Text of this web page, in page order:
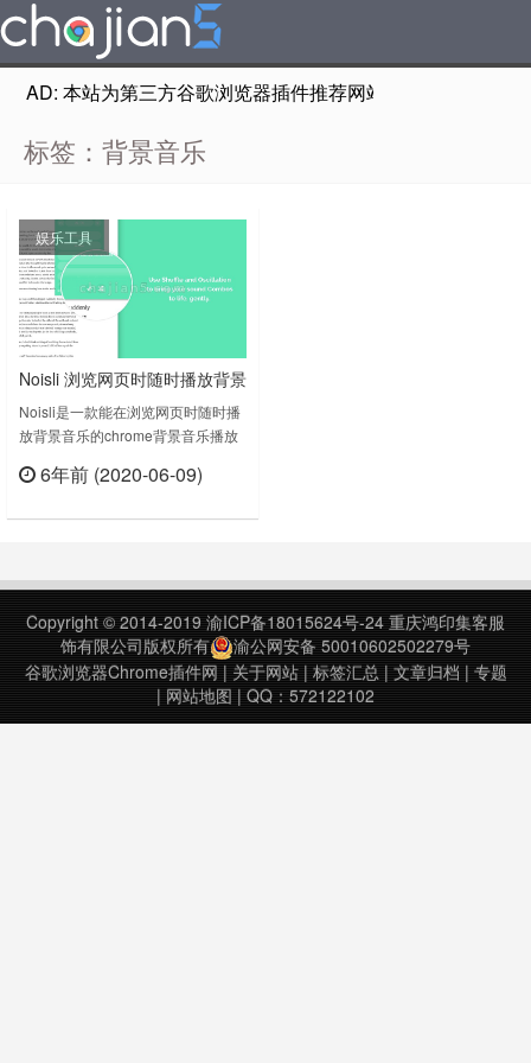
AD: 本站为第三方谷歌浏览器插件推荐网站，非Google
标签：背景音乐
娱乐工具
Noisli 浏览网页时随时播放背景
音乐
Noisli是一款能在浏览网页时随时播
放背景音乐的chrome背景音乐播放
景音乐设置来播放不同风格的背景音
墙，所以注册登陆用不了几分钟即可
点击start开始，播放音乐风格将会是
随机的，若是想……
6年前 (2020-06-09)
Copyright © 2014-2019 渝ICP备18015624号-24 重庆鸿印集客服
饰有限公司版权所有
渝公网安备 50010602502279号
谷歌浏览器Chrome插件网 | 关于网站| 标签汇总| 文章归档 | 专题
| 网站地图 | QQ：572122102